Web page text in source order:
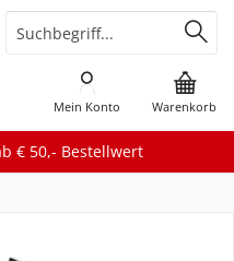
€ 50,- Bestellwert
Warenkorb
Mein Konto